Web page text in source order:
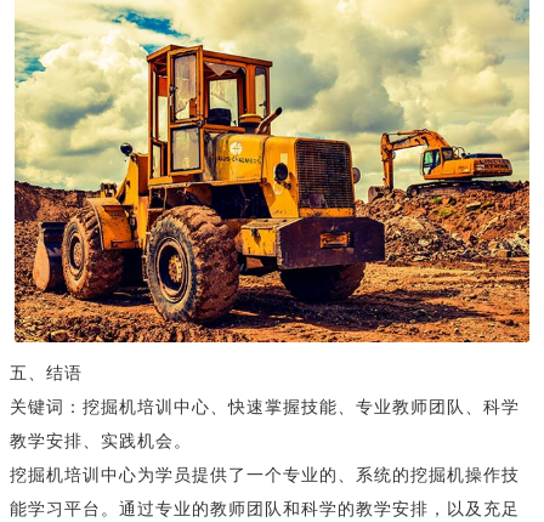
五、结语
关键词：挖掘机培训中心、快速掌握技能、专业教师团队、科学
教学安排、实践机会。
挖掘机培训中心为学员提供了一个专业的、系统的挖掘机操作技
能学习平台。通过专业的教师团队和科学的教学安排，以及充足